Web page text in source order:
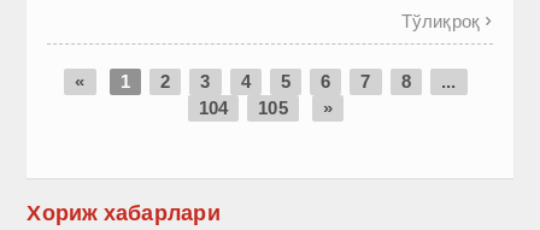
Тўлиқроқ 
« 1 2 3 4 5 6 7 8
...
104
105 »
Хориж хабарлари